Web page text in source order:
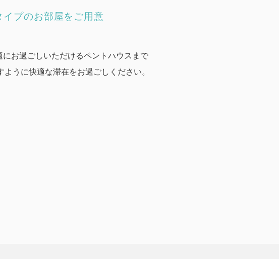
プのお部屋をご用意
お過ごしいただけるペントハウスまで
うに快適な滞在をお過ごしください。